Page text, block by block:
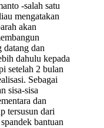
-salah satu
mengatakan
akan
datang dan
dahulu kepada
setelah 2 bulan
Sebagai
sisa-sisa
dan
tersusun dari
bantuan